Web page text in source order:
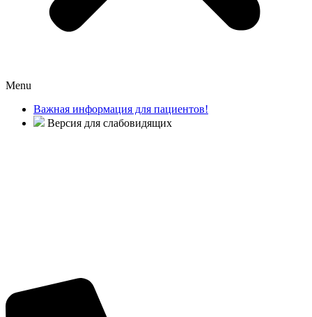
Menu
Важная информация для пациентов!
Версия для слабовидящих